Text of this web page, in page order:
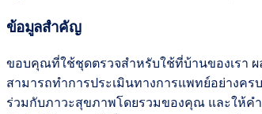
ข้อมูลสำคัญ
ขอบคุณที่ใช้ชุดตรวจสำหรับใช้ที่บ้านของเรา
สามารถทำการประเมินทางการแพทย์อย่างค
ร่วมกับภาวะสุขภาพโดยรวมของคุณ และให้คำ